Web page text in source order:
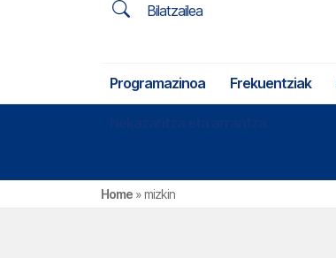
Bilatzailea
Programazinoa Frekuentziak
Home »mizkin